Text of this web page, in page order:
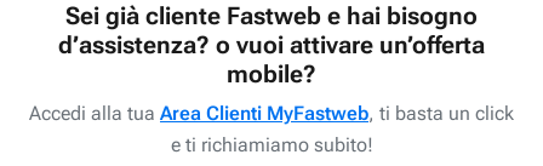
Sei già cliente Fastweb e hai bisogno
d’assistenza? o vuoi attivare un’offerta
mobile?
Accedi alla tua Area Clienti MyFastweb, ti basta un click
e ti richiamiamo subito!